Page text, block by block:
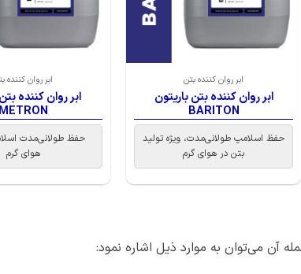
ابر روان کننده بتن
ابر روان کننده بتن باریتون
BARITON
حفظ اسلامپ طولانی‌مدت، ویژه تولید
بتن در هوای گرم
ابر روان کننده
ابر روان کننده
METRON
حفظ طولانی‌مدت
هوای گرم
آن می‌توان به موارد ذیل اشاره نمود: